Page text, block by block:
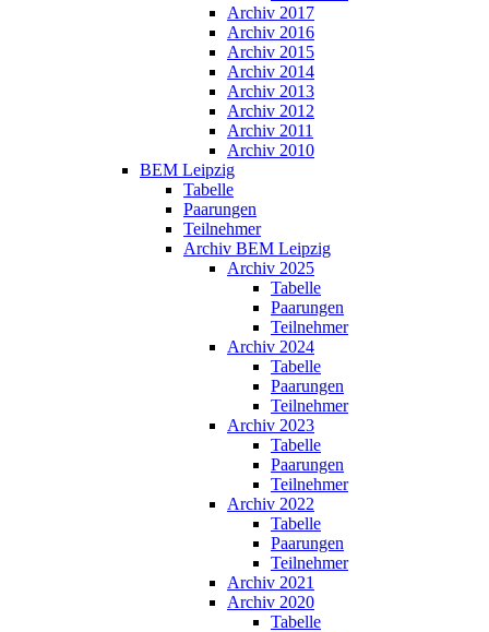
Archiv 2017
Archiv 2016
Archiv 2015
Archiv 2014
Archiv 2013
Archiv 2012
Archiv 2011
Archiv 2010
BEM Leipzig
Tabelle
Paarungen
Teilnehmer
Archiv BEM Leipzig
Archiv 2025
Tabelle
Paarungen
Teilnehmer
Archiv 2024
Tabelle
Paarungen
Teilnehmer
Archiv 2023
Tabelle
Paarungen
Teilnehmer
Archiv 2022
Tabelle
Paarungen
Teilnehmer
Archiv 2021
Archiv 2020
Tabelle